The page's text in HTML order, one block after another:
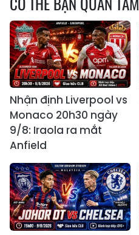
Nhận định Liverpool vs
Monaco 20h30 ngày
9/8: Iraola ra mắt
Anfield